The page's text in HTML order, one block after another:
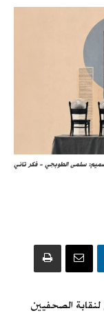
سلمى الطوبجي - فكر تاني
الصحفيين